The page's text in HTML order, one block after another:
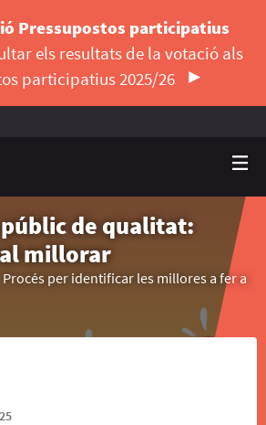
Pressupostos participatius
els resultats de la votació als
participatius 2025/26
de qualitat:
millorar
Procés per identificar les millores a fer a